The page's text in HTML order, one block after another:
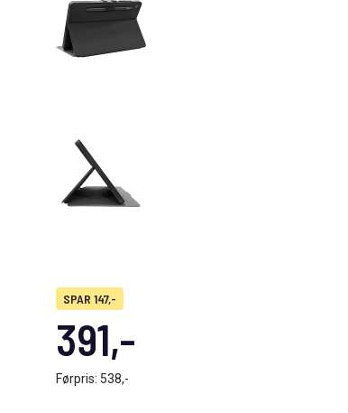
SPAR 147,-
391,-
Førpris: 538,-